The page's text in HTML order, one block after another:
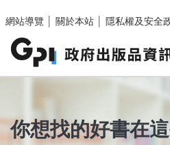
網站導覽
關於本站 隱私權及安全
你想找的好書在這